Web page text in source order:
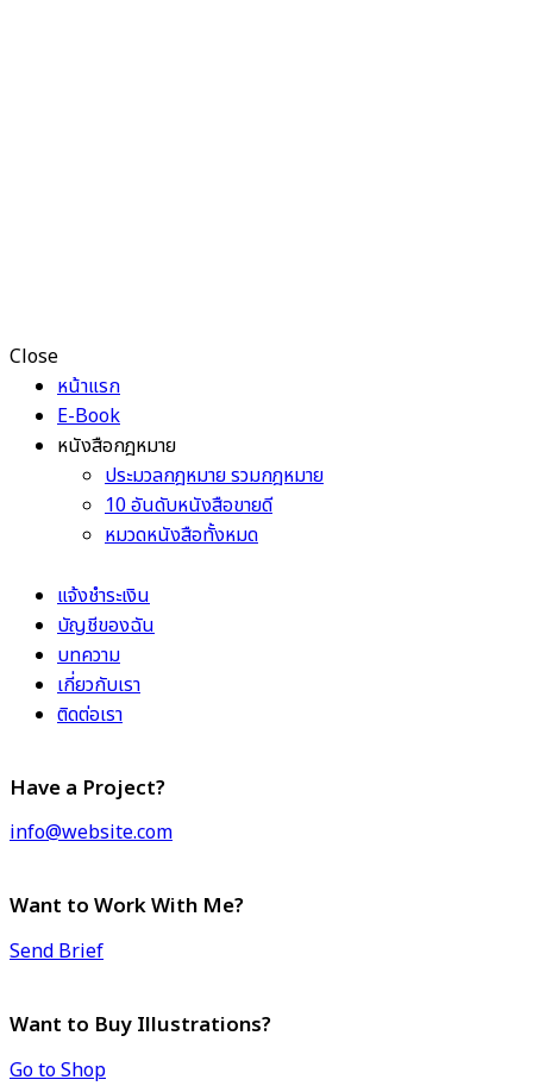
Close
หน้าแรก
E-Book
หนังสือกฎหมาย
ประมวลกฎหมาย รวมกฎหมาย
10 อันดับหนังสือขายดี
หมวดหนังสือทั้งหมด
แจ้งชำระเงิน
บัญชีของฉัน
บทความ
เกี่ยวกับเรา
ติดต่อเรา
Have a Project?
info@website.com
Want to Work With Me?
Send Brief
Want to Buy Illustrations?
Go to Shop